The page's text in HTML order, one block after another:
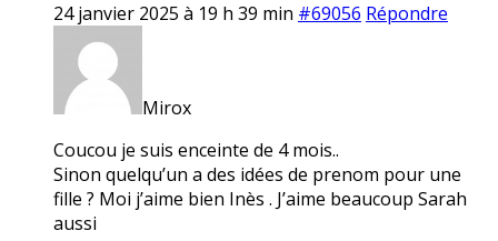
24 janvier 2025 à 19 h 39 min #69056 Répondre
Mirox
Coucou je suis enceinte de 4 mois..
Sinon quelqu’un a des idées de prenom pour une
fille ? Moi j’aime bien Inès . J’aime beaucoup Sarah
aussi